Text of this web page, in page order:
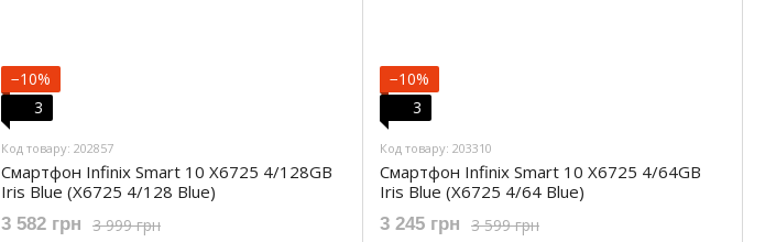
−10%
3
Код товару: 202857
Смартфон Infinix Smart 10 X6725 4/128GB
Iris Blue (X6725 4/128 Blue)
3 999 грн
3 582 грн
−10%
3
Код товару: 203310
Смартфон Infinix Smart 10 X6725 4/64GB
Iris Blue (X6725 4/64 Blue)
3 599 грн
3 245 грн